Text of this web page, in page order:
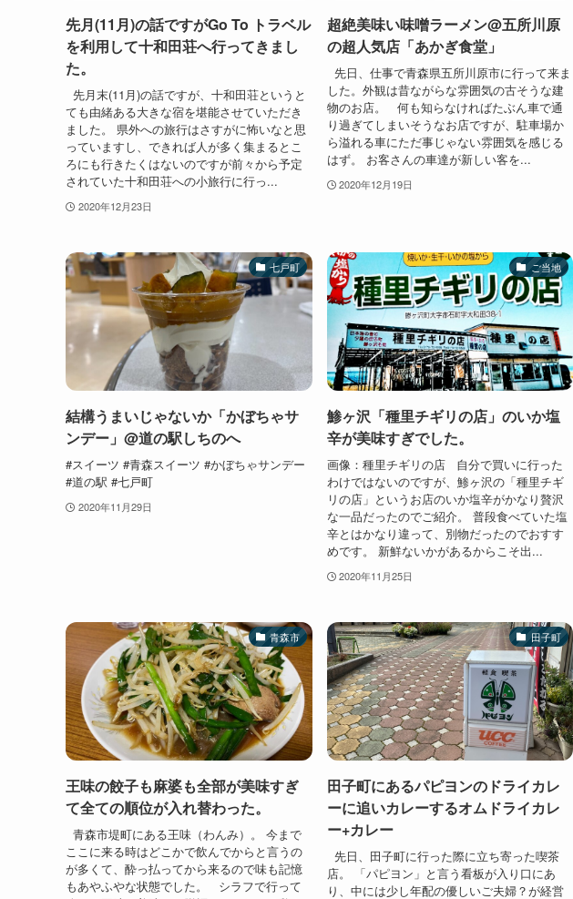
先月(11月)の話ですがGo To トラベル
を利用して十和田荘へ行ってきまし
た。
先月末(11月)の話ですが、十和田荘というと
ても由緒ある大きな宿を堪能させていただき
ました。 県外への旅行はさすがに怖いなと思
っていますし、できれば人が多く集まるとこ
ろにも行きたくはないのですが前々から予定
されていた十和田荘への小旅行に行っ...
2020年12月23日
超絶美味い味噌ラーメン@五所川原
の超人気店「あかぎ食堂」
先日、仕事で青森県五所川原市に行って来ま
した。外観は昔ながらな雰囲気の古そうな建
物のお店。 何も知らなければたぶん車で通
り過ぎてしまいそうなお店ですが、駐車場か
ら溢れる車にただ事じゃない雰囲気を感じる
はず。 お客さんの車達が新しい客を...
2020年12月19日
七戸町
結構うまいじゃないか「かぼちゃサ
ンデー」@道の駅しちのへ
#スイーツ #青森スイーツ #かぼちゃサンデー
#道の駅 #七戸町
2020年11月29日
ご当地
鯵ヶ沢「種里チギリの店」のいか塩
辛が美味すぎでした。
画像：種里チギリの店 自分で買いに行った
わけではないのですが、鯵ヶ沢の「種里チギ
リの店」というお店のいか塩辛がかなり贅沢
な一品だったのでご紹介。 普段食べていた塩
辛とはかなり違って、別物だったのでおすす
めです。 新鮮ないかがあるからこそ出...
2020年11月25日
青森市
王味の餃子も麻婆も全部が美味すぎ
て全ての順位が入れ替わった。
青森市堤町にある王味（わんみ）。 今まで
ここに来る時はどこかで飲んでからと言うの
が多くて、酔っ払ってから来るので味も記憶
もあやふやな状態でした。 シラフで行って
田子町
田子町にあるパピヨンのドライカレ
ーに追いカレーするオムドライカレ
ー+カレー
先日、田子町に行った際に立ち寄った喫茶
店。 「パピヨン」と言う看板が入り口にあ
り、中には少し年配の優しいご夫婦？が経営